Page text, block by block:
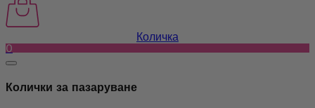
Количка
0
Колички за пазаруване